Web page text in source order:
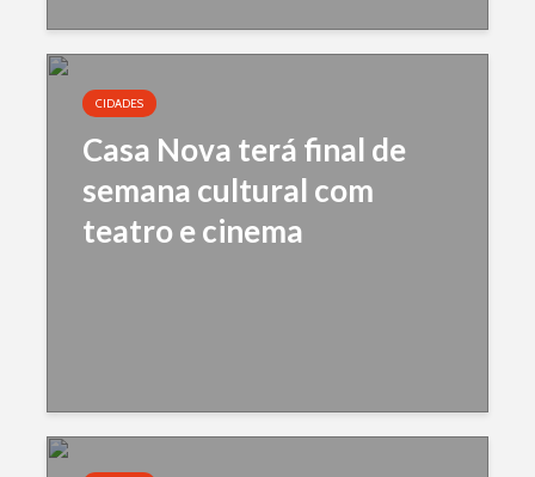
CIDADES
Casa Nova terá final de
semana cultural com
teatro e cinema